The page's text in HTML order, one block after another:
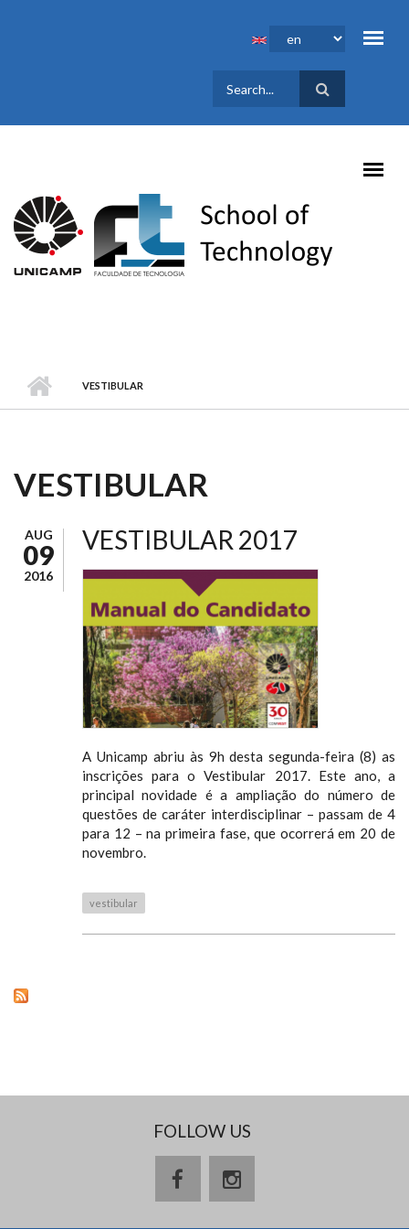
SEARCH
FORM
VESTIBULAR
VESTIBULAR
AUG
09
2016
VESTIBULAR 2017
A Unicamp abriu às 9h desta segunda-feira (8) as
inscrições para o Vestibular 2017. Este ano, a
principal novidade é a ampliação do número de
questões de caráter interdisciplinar – passam de 4
para 12 – na primeira fase, que ocorrerá em 20 de
novembro.
vestibular
FOLLOW US